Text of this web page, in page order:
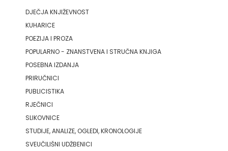
PLANJAX
KOMERC
POETIKA
POPULUS
PULS
RADIOTELEVIZIJA
DJEČJA KNJIŽEVNOST
KUHARICE
POEZIJA I PROZA
POPULARNO - ZNANSTVENA I STRUČNA KNJIGA
POSEBNA IZDANJA
PRIRUČNICI
PUBLICISTIKA
RJEČNICI
SLIKOVNICE
STUDIJE, ANALIZE, OGLEDI, KRONOLOGIJE
SVEUČILIŠNI UDŽBENICI